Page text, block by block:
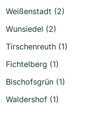
Weißenstadt (2)
Wunsiedel (2)
Tirschenreuth (1)
Fichtelberg (1)
Bischofsgrün (1)
Waldershof (1)